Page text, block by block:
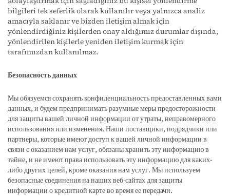
bilgileri tek seferlik olarak kullanılır veya yalnızca analiz
amacıyla saklanır ve bizden iletişim almak için
yönlendirdiğiniz kişilerden onay aldığımız durumlar dışında,
yönlendirilen kişilerle yeniden iletişim kurmak için
tarafımızdan kullanılmaz.
Безопасность данных
Мы обязуемся сохранять конфиденциальность предоставленных вами
данных, и будем предпринимать разумные меры предосторожности
для защиты вашей личной информации от утраты, неправомерного
использования или изменения. Наши поставщики, подрядчики или
партнеры, которые имеют доступ к вашей личной информации в
связи с оказанием нам услуг, обязаны хранить эту информацию в
тайне, и не имеют права использовать эту информацию для каких-
либо других целей, кроме оказания нам услуг. Мы используем
безопасные соединения на наших веб-сайтах для защиты
информации о кредитной карте во время ее передачи.